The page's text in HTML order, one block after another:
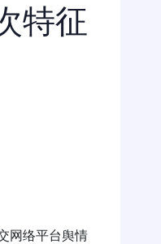
特征
网络平台舆情